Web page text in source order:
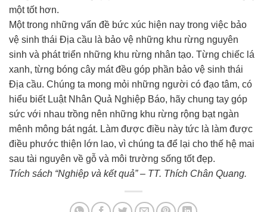
một tốt hơn.
Một trong những vấn đề bức xúc hiện nay trong việc bảo
vệ sinh thái Địa cầu là bảo vệ những khu rừng nguyên
sinh và phát triển những khu rừng nhân tạo. Từng chiếc lá
xanh, từng bóng cây mát đều góp phần bảo vệ sinh thái
Địa cầu. Chúng ta mong mỏi những người có đạo tâm, có
hiểu biết Luật Nhân Quả Nghiệp Báo, hãy chung tay góp
sức với nhau trồng nên những khu rừng rộng bạt ngàn
mênh mông bát ngát. Làm được điều này tức là làm được
điều phước thiện lớn lao, vì chúng ta để lại cho thế hệ mai
sau tài nguyên về gỗ và môi trường sống tốt đẹp.
Trích sách “Nghiệp và kết quả” – TT. Thích Chân Quang.